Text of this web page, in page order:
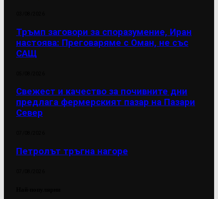
Тръмп заговори за споразумение, Иран
настоява: Преговаряме с Оман, не със
САЩ
Свежест и качество за почивните дни
предлага фермерският пазар на Пазари
Север
Петролът тръгна нагоре